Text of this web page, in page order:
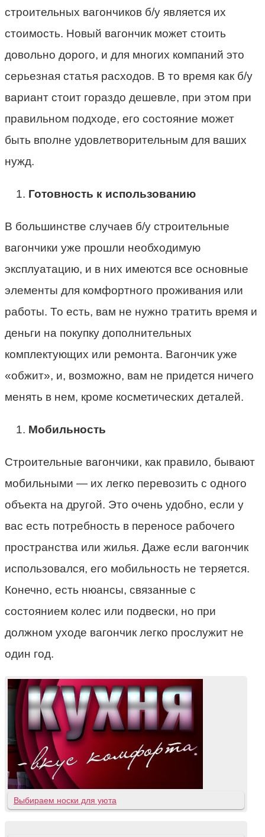
строительных вагончиков б/у является их
стоимость. Новый вагончик может стоить
довольно дорого, и для многих компаний это
серьезная статья расходов. В то время как б/у
вариант стоит гораздо дешевле, при этом при
правильном подходе, его состояние может
быть вполне удовлетворительным для ваших
нужд.
Готовность к использованию
В большинстве случаев б/у строительные
вагончики уже прошли необходимую
эксплуатацию, и в них имеются все основные
элементы для комфортного проживания или
работы. То есть, вам не нужно тратить время и
деньги на покупку дополнительных
комплектующих или ремонта. Вагончик уже
«обжит», и, возможно, вам не придется ничего
менять в нем, кроме косметических деталей.
Мобильность
Строительные вагончики, как правило, бывают
мобильными — их легко перевозить с одного
объекта на другой. Это очень удобно, если у
вас есть потребность в переносе рабочего
пространства или жилья. Даже если вагончик
использовался, его мобильность не теряется.
Конечно, есть нюансы, связанные с
состоянием колес или подвески, но при
должном уходе вагончик легко прослужит не
один год.
Выбираем носки для уюта